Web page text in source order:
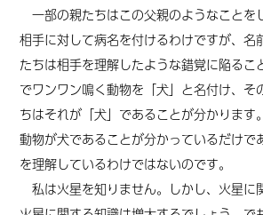
一部の親たちはこの父親のようなことを
相手に対して病名を付けるわけですが、名
たちは相手を理解したような錯覚に陥るこ
でワンワン鳴く動物を「犬」と名付け、そ
ちはそれが「犬」であることが分かります
動物が犬であることが分かっているだけで
を理解しているわけではないのです。
私は火星を知りません。しかし、火星に